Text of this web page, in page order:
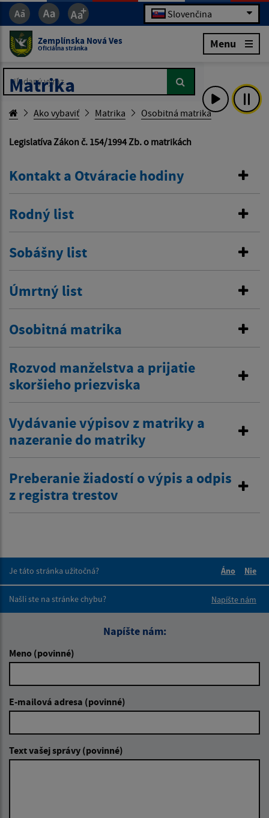
Slovenčina
Zemplínska Nová Ves
Oficiálna stránka Menu
Hľadaný výraz...
Hľadaný výraz...
Matrika
Ako vybaviť Matrika Osobitná matrika
Legislatíva Zákon č. 154/1994 Zb. o matrikách
Kontakt a Otváracie hodiny
Rodný list
Sobášny list
Úmrtný list
Osobitná matrika
Rozvod manželstva a prijatie
skoršieho priezviska
Vydávanie výpisov z matriky a
nazeranie do matriky
Preberanie žiadostí o výpis a odpis
z registra trestov
Je táto stránka užitočná?
Áno
Nie
Našli ste na stránke chybu?
Napíšte nám
Napíšte nám:
Meno (povinné)
E-mailová adresa (povinné)
Text vašej správy (povinné)